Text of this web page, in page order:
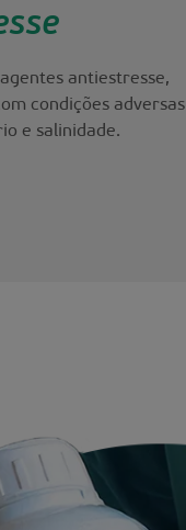
antiestresse,
condições adversas
e salinidade.